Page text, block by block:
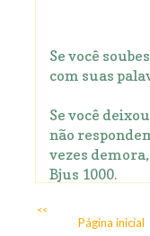
Se você
com suas
Se você
não
vezes
Bjus 1000.
<<
Página inicial